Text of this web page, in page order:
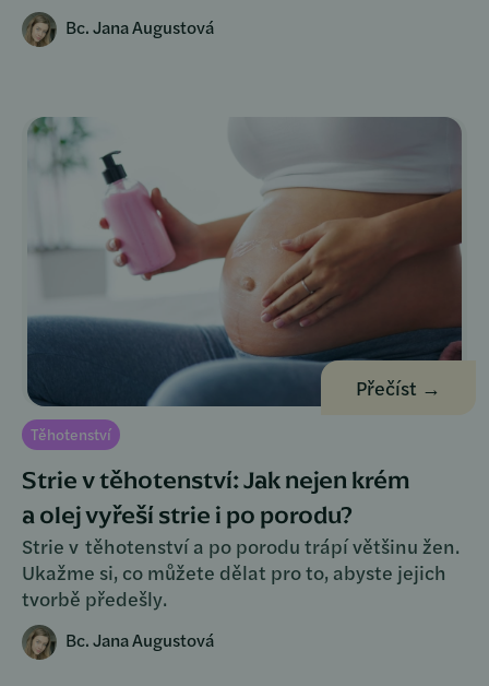
Bc. Jana Augustová
Přečíst →
Těhotenství
Strie v těhotenství: Jak nejen krém
a olej vyřeší strie i po porodu?
Strie v těhotenství a po porodu trápí většinu žen.
Ukažme si, co můžete dělat pro to, abyste jejich
tvorbě předešly.
Bc. Jana Augustová